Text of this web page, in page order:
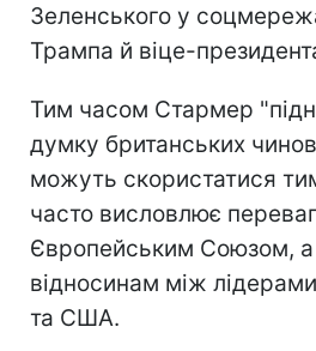
Зеленського у
Трампа й віце-
Тим часом Стармер
думку британських
можуть скористатися
часто висловлює
Європейським Союзом,
відносинам між лідерами
та США.